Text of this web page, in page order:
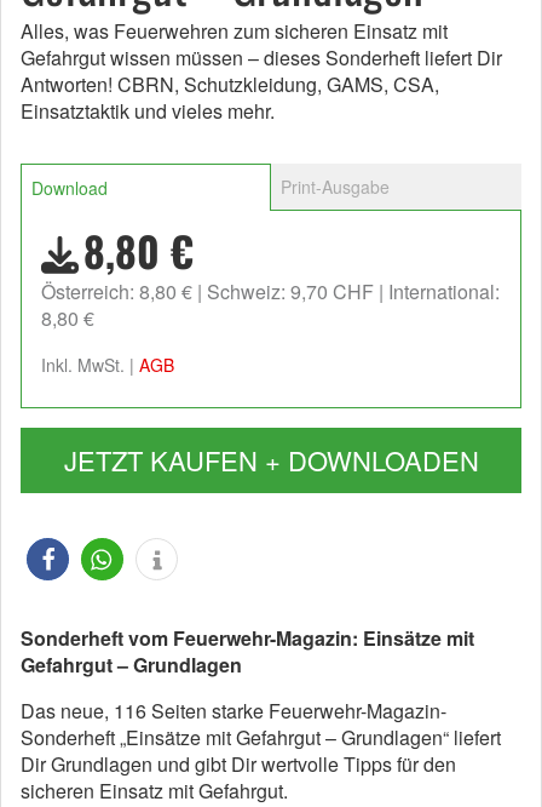
Alles, was Feuerwehren zum sicheren Einsatz mit
Gefahrgut wissen müssen – dieses Sonderheft liefert Dir
Antworten! CBRN, Schutzkleidung, GAMS, CSA,
Einsatztaktik und vieles mehr.
Download Print-Ausgabe
8,80 €
Österreich: 8,80 € Schweiz: 9,70 CHF International:
8,80 €
Inkl. MwSt. | AGB
JETZT KAUFEN + DOWNLOADEN
Sonderheft vom Feuerwehr-Magazin: Einsätze mit
Gefahrgut – Grundlagen
Das neue, 116 Seiten starke Feuerwehr-Magazin-
Sonderheft „Einsätze mit Gefahrgut – Grundlagen“ liefert
Dir Grundlagen und gibt Dir wertvolle Tipps für den
sicheren Einsatz mit Gefahrgut.